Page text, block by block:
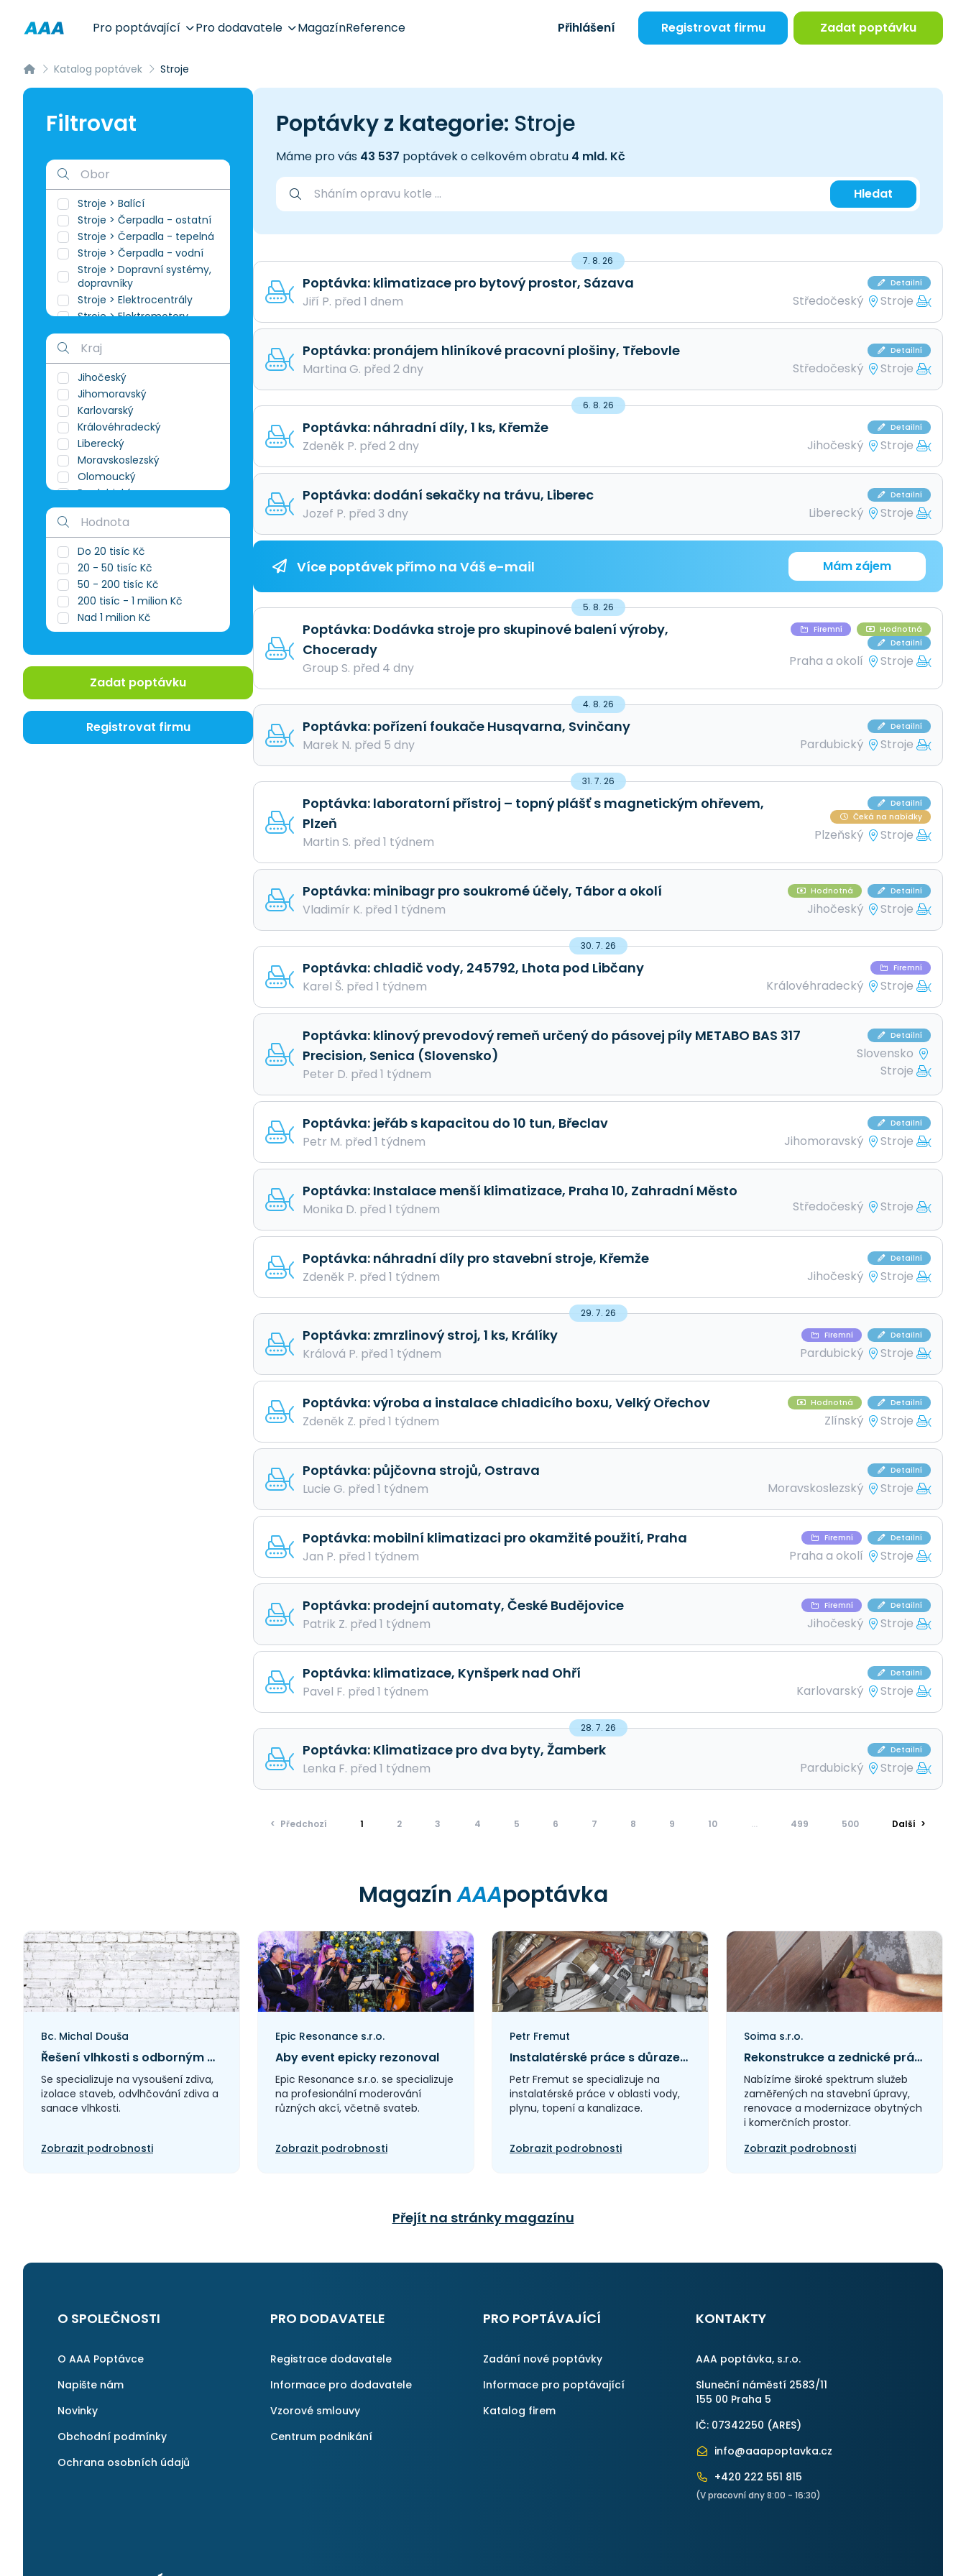
Pro poptávající Pro dodavatele MagazínReference Přihlášení Registrovat firmu Zadat poptávku
Katalog poptávek Stroje
Poptávky z kategorie: Stroje
Máme pro vás 43 537 poptávek o celkovém obratu 4 mld. Kč
Hledat
7. 8. 26
Poptávka: klimatizace pro bytový prostor, Sázava
Jiří P. před 1 dnem
Detailní
Středočeský Stroje
Poptávka: pronájem hliníkové pracovní plošiny, Třebovle
Martina G. před 2 dny
Detailní
Středočeský Stroje
6. 8. 26
Poptávka: náhradní díly, 1 ks, Křemže
Zdeněk P. před 2 dny
Detailní
Jihočeský Stroje
Poptávka: dodání sekačky na trávu, Liberec
Jozef P. před 3 dny
Detailní
Liberecký Stroje
Více poptávek přímo na Váš e-mail Mám zájem
5. 8. 26
Poptávka: Dodávka stroje pro skupinové balení výroby,
Chocerady
Group S. před 4 dny
Firemní
Hodnotná
Detailní
Praha a okolí Stroje
4. 8. 26
Poptávka: pořízení foukače Husqvarna, Svinčany
Marek N. před 5 dny
Detailní
Pardubický Stroje
31. 7. 26
Poptávka: laboratorní přístroj – topný plášť s magnetickým ohřevem,
Plzeň
Martin S. před 1 týdnem
Detailní
Čeká na nabídky
Plzeňský Stroje
Poptávka: minibagr pro soukromé účely, Tábor a okolí
Vladimír K. před 1 týdnem
Hodnotná Detailní
Jihočeský Stroje
30. 7. 26
Poptávka: chladič vody, 245792, Lhota pod Libčany
Karel Š. před 1 týdnem
Firemní
Královéhradecký Stroje
Poptávka: klinový prevodový remeň určený do pásovej píly METABO BAS 317
Precision, Senica (Slovensko)
Peter D. před 1 týdnem
Detailní
Slovensko
Stroje
Poptávka: jeřáb s kapacitou do 10 tun, Břeclav
Petr M. před 1 týdnem
Detailní
Jihomoravský Stroje
Poptávka: Instalace menší klimatizace, Praha 10, Zahradní Město
Monika D. před 1 týdnem Středočeský Stroje
Poptávka: náhradní díly pro stavební stroje, Křemže
Zdeněk P. před 1 týdnem
Detailní
Jihočeský Stroje
29. 7. 26
Poptávka: zmrzlinový stroj, 1 ks, Králíky
Králová P. před 1 týdnem
Firemní Detailní
Pardubický Stroje
Poptávka: výroba a instalace chladicího boxu, Velký Ořechov
Zdeněk Z. před 1 týdnem
Hodnotná Detailní
Zlínský Stroje
Poptávka: půjčovna strojů, Ostrava
Lucie G. před 1 týdnem
Detailní
Moravskoslezský Stroje
Poptávka: mobilní klimatizaci pro okamžité použití, Praha
Jan P. před 1 týdnem
Firemní Detailní
Praha a okolí Stroje
Poptávka: prodejní automaty, České Budějovice
Patrik Z. před 1 týdnem
Firemní Detailní
Jihočeský Stroje
Poptávka: klimatizace, Kynšperk nad Ohří
Pavel F. před 1 týdnem
Detailní
Karlovarský Stroje
28. 7. 26
Poptávka: Klimatizace pro dva byty, Žamberk
Lenka F. před 1 týdnem
Detailní
Pardubický Stroje
< Předchozí 1 2 3 4 5 6 7 8 9 10 ... 499 500 Další >
Filtrovat
Stroje > Balící
Stroje > Čerpadla - ostatní
Stroje > Čerpadla - tepelná
Stroje > Čerpadla - vodní
Stroje > Dopravní systémy,
dopravníky
Stroje > Elektrocentrály
Stroje > Elektromotory
Stroje > Jeřáby
Stroje > Lisy
Stroje > Manipulační a
skladová technika - prodej
Stroje > Manipulační a
skladová technika -
půjčovna
Stroje > Manipulační a
skladová technika - servis
Stroje > Mycí stroje
Stroje > Na dřevo
Stroje > Náhradní díly -
ostatní
Stroje > Náhradní díly -
průmyslové
Stroje > Náhradní díly -
zemědělská technika
Stroje > Nástrojárny
gastronomie
Stroje > Prodejní automat
Stroje > Půjčovna ostatní
stavebních strojů
Stroje > Řídicí a
Jihočeský
Jihomoravský
Karlovarský
Královéhradecký
Liberecký
Moravskoslezský
Olomoucký
Pardubický
Plzeňský
Praha a okolí
Středočeský
Ústecký
Vysočina
Zlínský
Do 20 tisíc Kč
20 - 50 tisíc Kč
50 - 200 tisíc Kč
200 tisíc - 1 milion Kč
Nad 1 milion Kč
Zadat poptávku
Registrovat firmu
MagazínAAApoptávka
Bc. Michal Douša
Řešení vlhkosti s odborným přístupem
Se specializuje na vysoušení zdiva,
izolace staveb, odvlhčování zdiva a
sanace vlhkosti.
Zobrazit podrobnosti
Epic Resonance s.r.o.
Aby event epicky rezonoval
Epic Resonance s.r.o. se specializuje
na profesionální moderování
různých akcí, včetně svateb.
Zobrazit podrobnosti
Petr Fremut
Instalatérské práce s důrazem na spolehlivost a zkušenosti
Petr Fremut se specializuje na
instalatérské práce v oblasti vody,
plynu, topení a kanalizace.
Zobrazit podrobnosti
Soima s.r.o.
Rekonstrukce a zednické práce s důrazem na řemeslo, spolehlivost a moderní přístup
Nabízíme široké spektrum služeb
zaměřených na stavební úpravy,
renovace a modernizace obytných
i komerčních prostor.
Zobrazit podrobnosti
Přejít na stránky magazínu
O SPOLEČNOSTI
O AAA Poptávce
Napište nám
Novinky
Obchodní podmínky
Ochrana osobních údajů
PRO DODAVATELE
Registrace dodavatele
Informace pro dodavatele
Vzorové smlouvy
Centrum podnikání
PRO POPTÁVAJÍCÍ
Zadání nové poptávky
Informace pro poptávající
Katalog firem
KONTAKTY
AAA poptávka, s.r.o.
Sluneční náměstí 2583/11
155 00 Praha 5
IČ: 07342250 (ARES)
info@aaapoptavka.cz
+420 222 551 815
(V pracovní dny 8:00 - 16:30)